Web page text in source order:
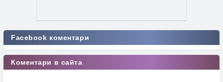
Facebook коментари
Коментари в сайта